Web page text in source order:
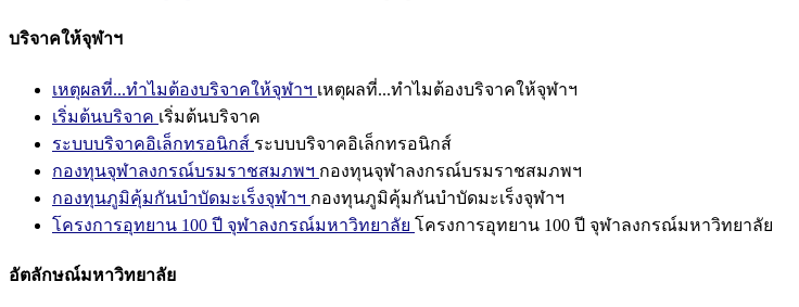
บริจาคให้จุฬาฯ
เหตุผลที่...ทำไมต้องบริจาคให้จุฬาฯ เหตุผลที่...ทำไมต้องบริจาคให้จุฬาฯ
เริ่มต้นบริจาค เริ่มต้นบริจาค
ระบบบริจาคอิเล็กทรอนิกส์ ระบบบริจาคอิเล็กทรอนิกส์
กองทุนจุฬาลงกรณ์บรมราชสมภพฯ กองทุนจุฬาลงกรณ์บรมราชสมภพฯ
กองทุนภูมิคุ้มกันบำบัดมะเร็งจุฬาฯ กองทุนภูมิคุ้มกันบำบัดมะเร็งจุฬาฯ
โครงการอุทยาน 100 ปี จุฬาลงกรณ์มหาวิทยาลัย โครงการอุทยาน 100 ปี จุฬาลงกรณ์มหาวิทยาลัย
อัตลักษณ์มหาวิทยาลัย